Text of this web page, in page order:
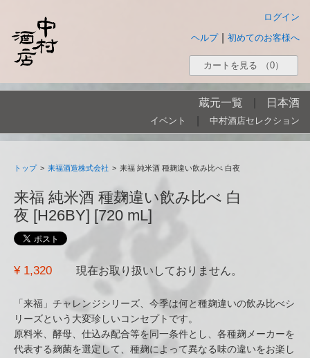
ログイン
初めてのお客様へ
ヘルプ
カートを見る （0）
蔵元一覧 日本酒
イベント 中村酒店セレクション
トップ > 来福酒造株式会社 > 来福 純米酒 種麹違い飲み比べ 白夜
来福 純米酒 種麹違い飲み比べ 白
夜 [H26BY] [720 mL]
¥ 1,320 現在お取り扱いしておりません。
「来福」チャレンジシリーズ、今季は何と種麹違いの飲み比べシ
リーズという大変珍しいコンセプトです。
原料米、酵母、仕込み配合等を同一条件とし、各種麹メーカーを
代表する麹菌を選定して、種麹によって異なる味の違いをお楽し